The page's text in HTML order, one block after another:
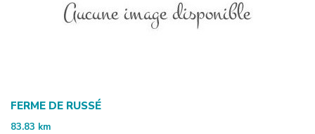
FERME DE RUSSÉ
83.83 km